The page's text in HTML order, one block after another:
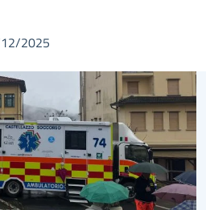
2025